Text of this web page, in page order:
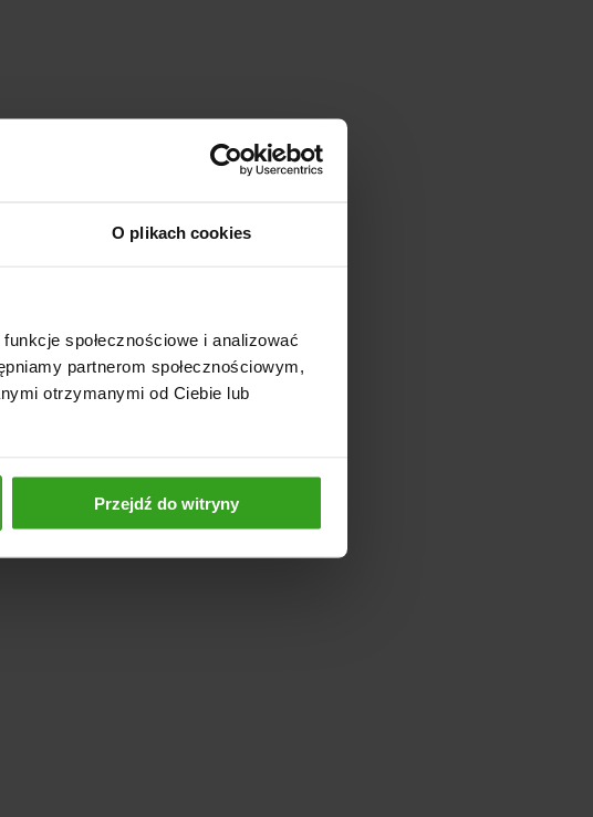
O plikach cookies
społecznościowe i analizować
partnerom społecznościowym,
otrzymanymi od Ciebie lub
Przejdź do witryny